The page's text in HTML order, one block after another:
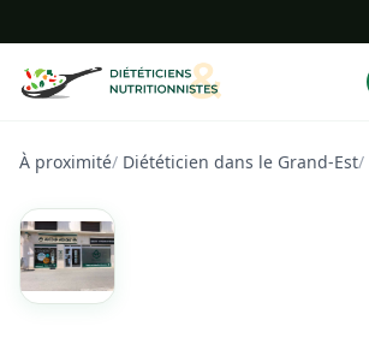
À proximité/ Diététicien dans le Grand-Est/